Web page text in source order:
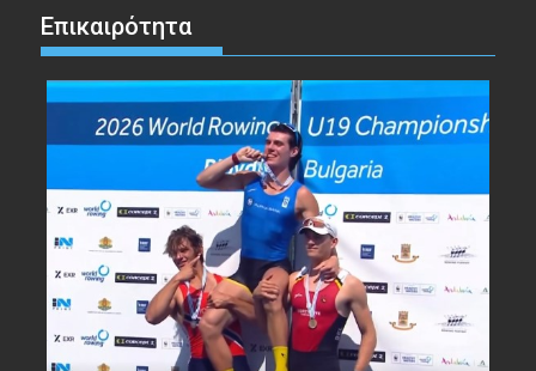
Επικαιρότητα